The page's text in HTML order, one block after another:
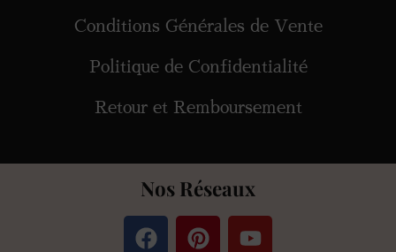
Conditions Générales de Vente
Politique de Confidentialité
Retour et Remboursement
Nos Réseaux